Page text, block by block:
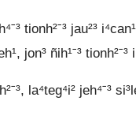
tionh²ˉ³ jau²³
jon³ ñih¹ˉ³ tionh²ˉ³
la⁴teg⁴i² jeh⁴ˉ³